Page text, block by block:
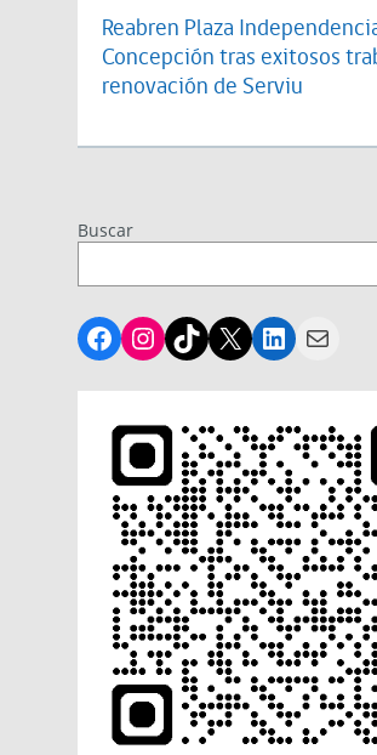
Reabren Plaza
Concepción tras exitosos
renovación de Serviu
Buscar
Facebook
Instagram
TikTok
X LinkedIn
Mail